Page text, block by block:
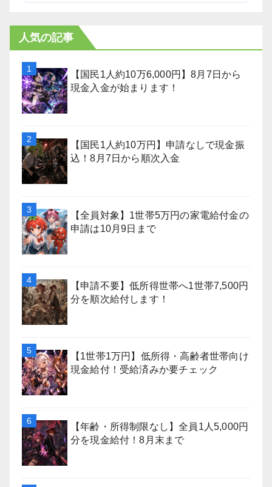
人気の記事
【国民1人約10万6,000円】8月7日から
現金入金が始まります！
【国民1人約10万円】申請なしで現金振
込！8月7日から順次入金
【全員対象】1世帯5万円の家電給付金の
申請は10月9日まで
【申請不要】低所得世帯へ1世帯7,500円
分を順次給付します！
【1世帯1万円】低所得・高齢者世帯向け
現金給付！受給済みか要チェック
【年齢・所得制限なし】全員1人5,000円
分を現金給付！8月末まで